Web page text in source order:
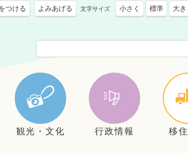
つける よみあげる 文字サイズ 小さく 標準 大き
観光・文化 行政情報 移